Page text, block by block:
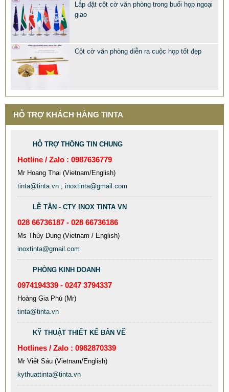
MẪU XE ĐẨY INOX ĐẸP GIÁ RẺ - XE ĐẨY HÀNH LÝ SÂN
BAY TẠI TPHCM THƯƠNG HIỆU TINTA
Mẫu: MAU XE DAY INOX 304 GIA RE
Lắp đặt cột cờ văn phòng trong buổi họp ngoại
giao
Cột cờ văn phòng diễn ra cuộc họp tốt đẹp
HỖ TRỢ KHÁCH HÀNG TINTA
HỖ TRỢ THÔNG TIN CHUNG
Hotline / Zalo : 0987636779
Mr Hoang Thai (Vietnam/English)
tinta@tinta.vn ; inoxtinta@gmail.com
LỄ TÂN - CTY INOX TINTA VN
028 66736187 - 028 66736186
Ms Thùy Dung (Vietnam / English)
inoxtinta@gmail.com
PHÒNG KINH DOANH
0974194339 - 0247 3794337
Hoàng Gia Phú (Mr)
tinta@tinta.vn
KỸ THUẬT THIẾT KẾ BẢN VẼ
Hotlines / Zalo : 0982870339
Mr Viết Sáu (Vietnam/English)
kythuattinta@tinta.vn